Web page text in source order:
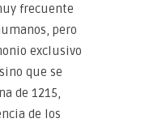
frecuente
pero
exclusivo
que se
de 1215,
de los